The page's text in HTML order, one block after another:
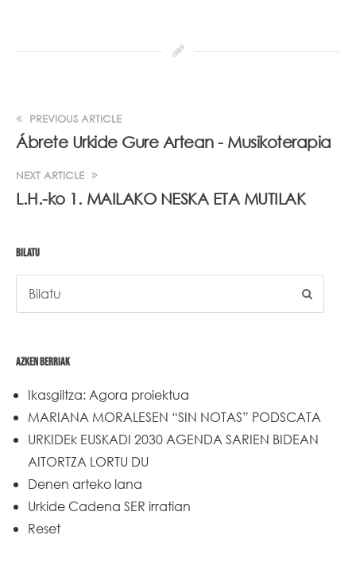
PREVIOUS ARTICLE
Ábrete Urkide Gure Artean - Musikoterapia
NEXT ARTICLE
L.H.-ko 1. MAILAKO NESKA ETA MUTILAK
BILATU
AZKEN BERRIAK
Ikasgiltza: Agora proiektua
MARIANA MORALESEN “SIN NOTAS” PODSCATA
URKIDEk EUSKADI 2030 AGENDA SARIEN BIDEAN
AITORTZA LORTU DU
Denen arteko lana
Urkide Cadena SER irratian
Reset